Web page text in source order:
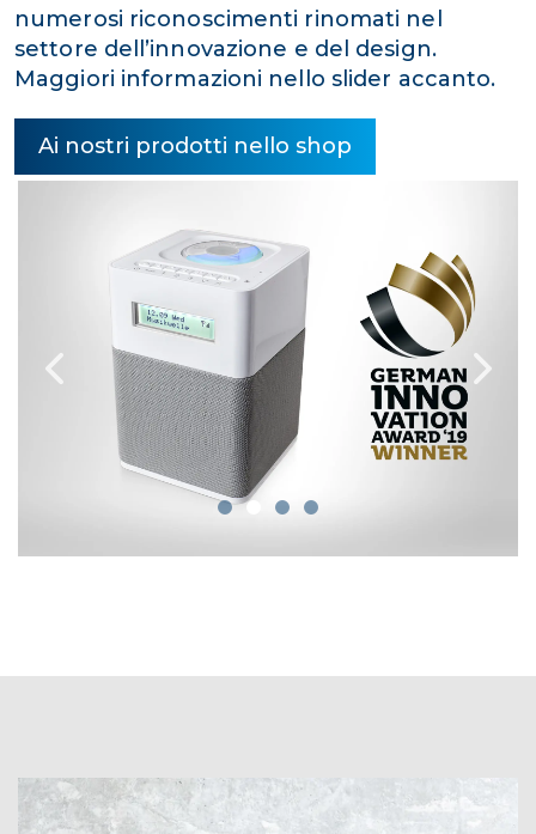
numerosi riconoscimenti rinomati nel
settore dell’innovazione e del design.
Maggiori informazioni nello slider accanto.
Ai nostri prodotti nello shop